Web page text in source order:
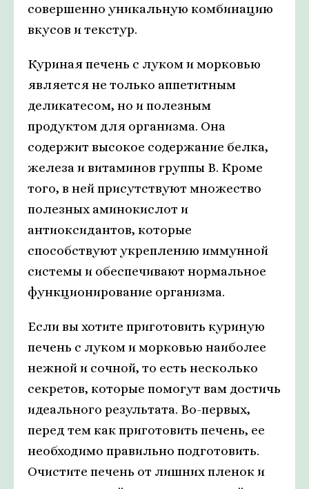
совершенно уникальную комбинацию
вкусов и текстур.
Куриная печень с луком и морковью
является не только аппетитным
деликатесом, но и полезным
продуктом для организма. Она
содержит высокое содержание белка,
железа и витаминов группы В. Кроме
того, в ней присутствуют множество
полезных аминокислот и
антиоксидантов, которые
способствуют укреплению иммунной
системы и обеспечивают нормальное
функционирование организма.
Если вы хотите приготовить куриную
печень с луком и морковью наиболее
нежной и сочной, то есть несколько
секретов, которые помогут вам достичь
идеального результата. Во-первых,
перед тем как приготовить печень, ее
необходимо правильно подготовить.
Очистите печень от лишних пленок и